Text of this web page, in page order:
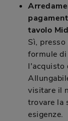
tavolo
Sì,
formule
l'acquisto
visitare il
trovare la
esigenze.